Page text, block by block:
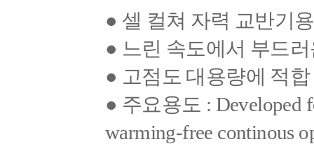
● 셀 컬쳐 자력 교반기
● 느린 속도에서 부드
● 고점도 대용량에 적합
● 주요용도 : Developed
warming-free continous